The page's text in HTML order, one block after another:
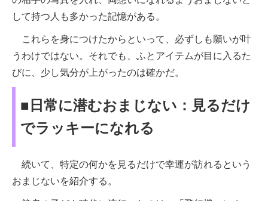
して持つ人も多かった記憶がある。
これらを身につけたからといって、必ずしも願いが叶
うわけではない。それでも、ふとアイテムが目に入るた
びに、少し気分が上がったのは確かだ。
■日常に潜むおまじない：見るだけ
でラッキーになれる
続いて、特定の何かを見るだけで幸運が訪れるという
おまじないを紹介する。